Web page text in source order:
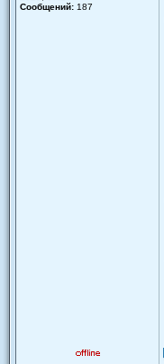
Сообщений: 187